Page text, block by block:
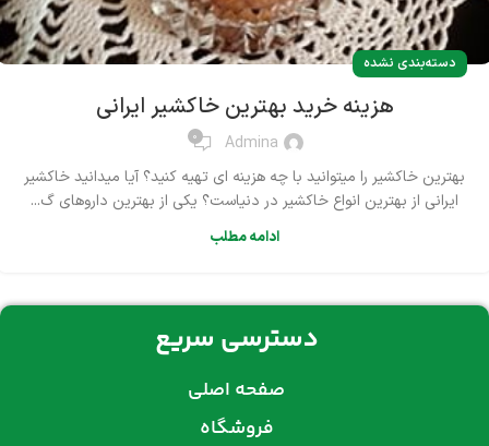
دسته‌بندی نشده
هزینه خرید بهترین خاکشیر ایرانی
Admina
0
بهترین خاکشیر را میتوانید با چه هزینه ای تهیه کنید؟ آیا میدانید خاکشیر
ایرانی از بهترین انواع خاکشیر در دنیاست؟ یکی از بهترین داروهای گ...
ادامه مطلب
دسترسی سریع
صفحه اصلی
فروشگاه